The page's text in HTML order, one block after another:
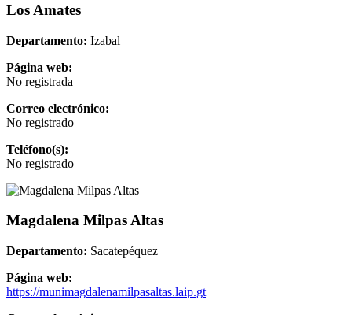
Los Amates
Departamento: Izabal
Página web:
No registrada
Correo electrónico:
No registrado
Teléfono(s):
No registrado
Magdalena Milpas Altas
Departamento: Sacatepéquez
Página web:
https://munimagdalenamilpasaltas.laip.gt